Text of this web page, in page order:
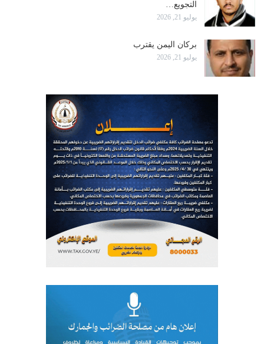
التجويع…
يوليو 21, 2026
بركان اليمن يقترب
يوليو 21, 2026